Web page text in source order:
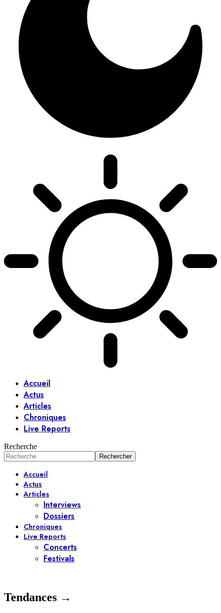
Accueil
Actus
Articles
Chroniques
Live Reports
Recherche
Accueil
Actus
Articles
Interviews
Dossiers
Chroniques
Live Reports
Concerts
Festivals
Tendances →